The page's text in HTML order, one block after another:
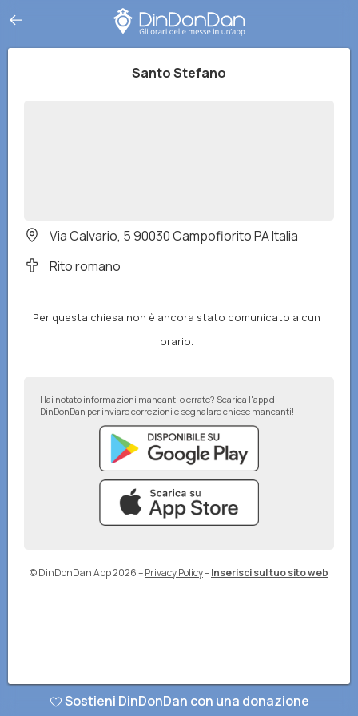
Santo Stefano
Via Calvario, 5 90030 Campofiorito PA Italia
Rito romano
Per questa chiesa non è ancora stato comunicato alcun
orario.
Hai notato informazioni mancanti o errate? Scarica l'app di
DinDonDan per inviare correzioni e segnalare chiese mancanti!
© DinDonDan App 2026–Privacy Policy–Inserisci sul tuo sito web
Sostieni DinDonDan con una donazione